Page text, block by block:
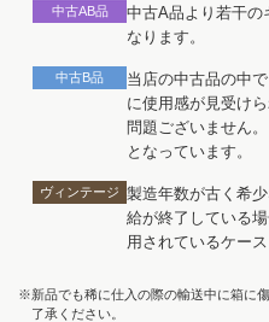
中古AB品
中古A品より若干の
なります。
中古B品
当店の中古品の中
に使用感が見受け
問題ございません
となっています。
ヴィンテージ 製造年数が古く希
給が終了している
用されているケース
※新品でも稀に仕入の際の輸送中に箱に
了承ください。